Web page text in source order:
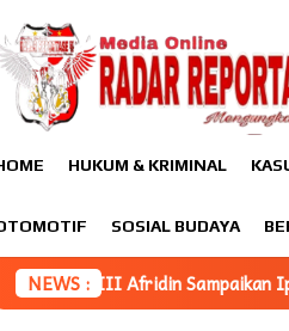
HUKUM & KRIMINAL
SOSIAL BUDAYA
NEWS :Iptek Jadi Fondasi Utama